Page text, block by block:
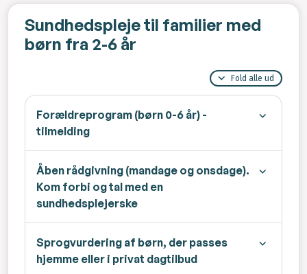
Sundhedspleje til familier med
børn fra 2-6 år
Fold alle ud
Forældreprogram (børn 0-6 år) -
tilmelding
Åben rådgivning (mandage og onsdage).
Kom forbi og tal med en
sundhedsplejerske
Sprogvurdering af børn, der passes
hjemme eller i privat dagtilbud